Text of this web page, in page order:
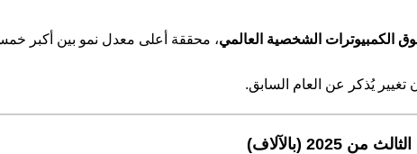
الكمبيوترات الشخصية العالمي، محققة أعلى معدل نمو بين أكبر
يُذكر عن العام السابق.